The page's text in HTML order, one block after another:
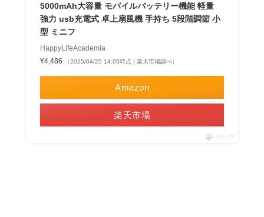
5000mAh大容量 モバイルバッテリー機能 軽量
強力 usb充電式 卓上扇風機 手持ち 5段階調節 小
型 ミニフ
HappyLifeAcademia
¥4,486
（2025/04/25 14:05時点 | 楽天市場調べ）
Amazon
楽天市場
ポチップ